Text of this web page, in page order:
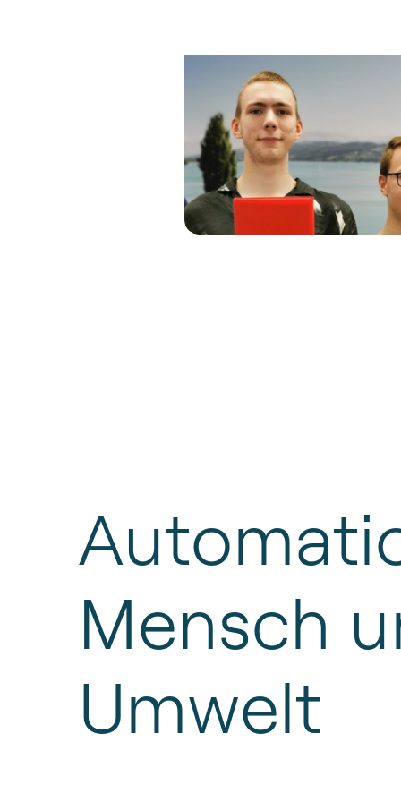
Mensch
Umwelt